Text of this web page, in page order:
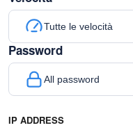
Tutte le velocità
Password
All password
IP ADDRESS